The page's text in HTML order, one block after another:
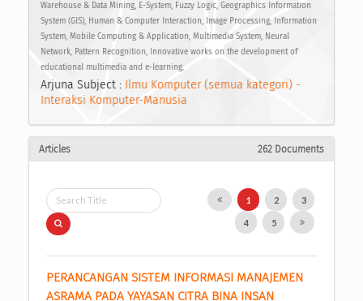
Warehouse & Data Mining, E-System, Fuzzy Logic, Geographics Information
System (GIS), Human & Computer Interaction, Image Processing, Information
System, Mobile Computing & Application, Multimedia System, Neural
Network, Pattern Recognition, Innovative works on the development of
educational multimedia and e-learning.
Arjuna Subject : Ilmu Komputer (semua kategori) -
Interaksi Komputer-Manusia
Articles 262 Documents
1 2 3
4 5
PERANCANGAN SISTEM INFORMASI MANAJEMEN
ASRAMA PADA YAYASAN CITRA BINA INSAN